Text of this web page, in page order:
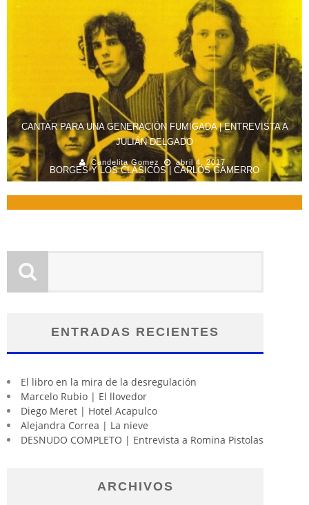
CANTAR PARA UNA GENERACIÓN FUMIGADA | ENTREVISTA A
JULIÁN DELGADO
Candelita Gomez abril 4, 2017
BORGES Y LOS CLÁSICOS | CARLOS GAMERRO
ENTRADAS RECIENTES
El libro en la mira de la desregulación
Marcelo Rubio | El llovedor
Diego Meret | Hotel Acapulco
Alejandra Correa | La nieve
DESNUDO COMPLETO | Entrevista a Romina Pistolas
ARCHIVOS